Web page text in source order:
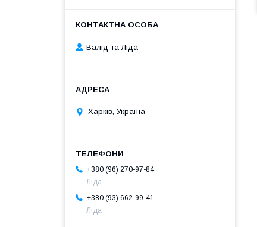
Валід та Ліда
Харків, Україна
+380 (96) 270-97-84
Ліда
+380 (93) 662-99-41
Ліда